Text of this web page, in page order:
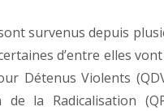
survenus depuis
d’entre elles
Détenus Violents
la Radicalisation